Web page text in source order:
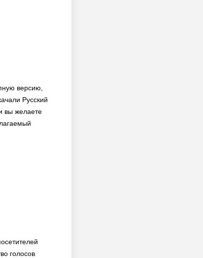
версию,
Русский
вы желаете
голосов